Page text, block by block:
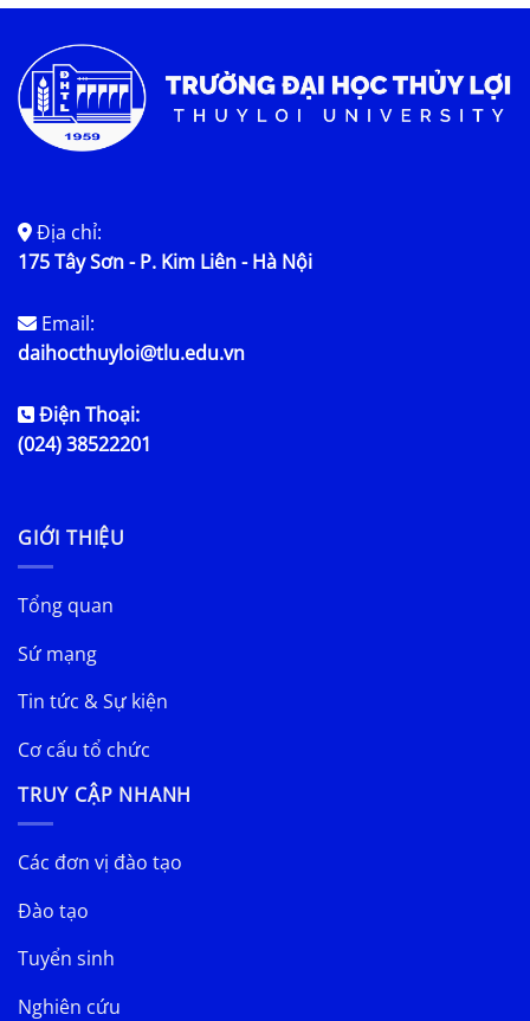
Tin tức chung
Địa chỉ:
175 Tây Sơn - P. Kim Liên - Hà Nội
Email:
daihocthuyloi@tlu.edu.vn
Điện Thoại:
(024) 38522201
GIỚI THIỆU
Tổng quan
Sứ mạng
Tin tức & Sự kiện
Cơ cấu tổ chức
TRUY CẬP NHANH
Các đơn vị đào tạo
Đào tạo
Tuyển sinh
Nghiên cứu